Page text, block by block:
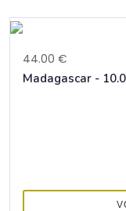
44.00 €
Madagascar -